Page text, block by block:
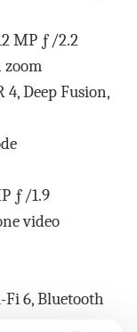
MP ƒ/2.2
zoom
Deep Fusion,
ƒ/1.9
video
Fi 6, Bluetooth